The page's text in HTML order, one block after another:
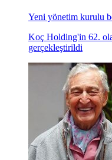
Yeni yönetim kurulu
Koç Holding'in 62.
gerçekleştirildi